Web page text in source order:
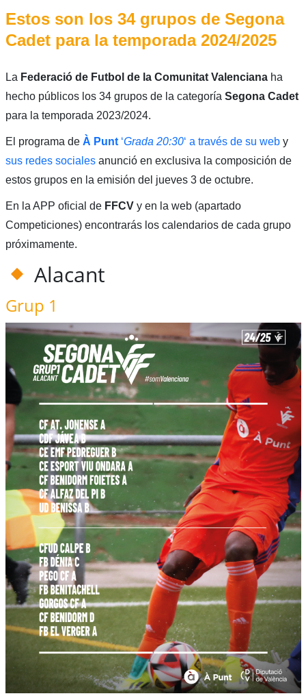
Estos son los 34 grupos de Segona
Cadet para la temporada 2024/2025
La Federació de Futbol de la Comunitat Valencianaha
hecho públicos los 34 grupos de la categoría Segona Cadet
para la temporada 2023/2024.
El programa de À Punt‘Grada 20:30‘ a través de su web y
sus redes sociales anunció en exclusiva la composición de
estos grupos en la emisión del jueves 3 de octubre.
En la APP oficial de FFCVy en la web (apartado
Competiciones) encontrarás los calendarios de cada grupo
próximamente.
Alacant
Grup 1